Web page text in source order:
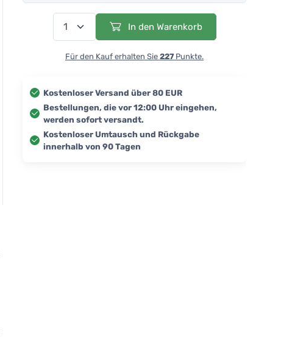
In den Warenkorb
Für den Kauf erhalten Sie 227 Punkte.
Kostenloser Versand über 80 EUR
Bestellungen, die vor 12:00 Uhr eingehen,
werden sofort versandt.
Kostenloser Umtausch und Rückgabe
innerhalb von 90 Tagen